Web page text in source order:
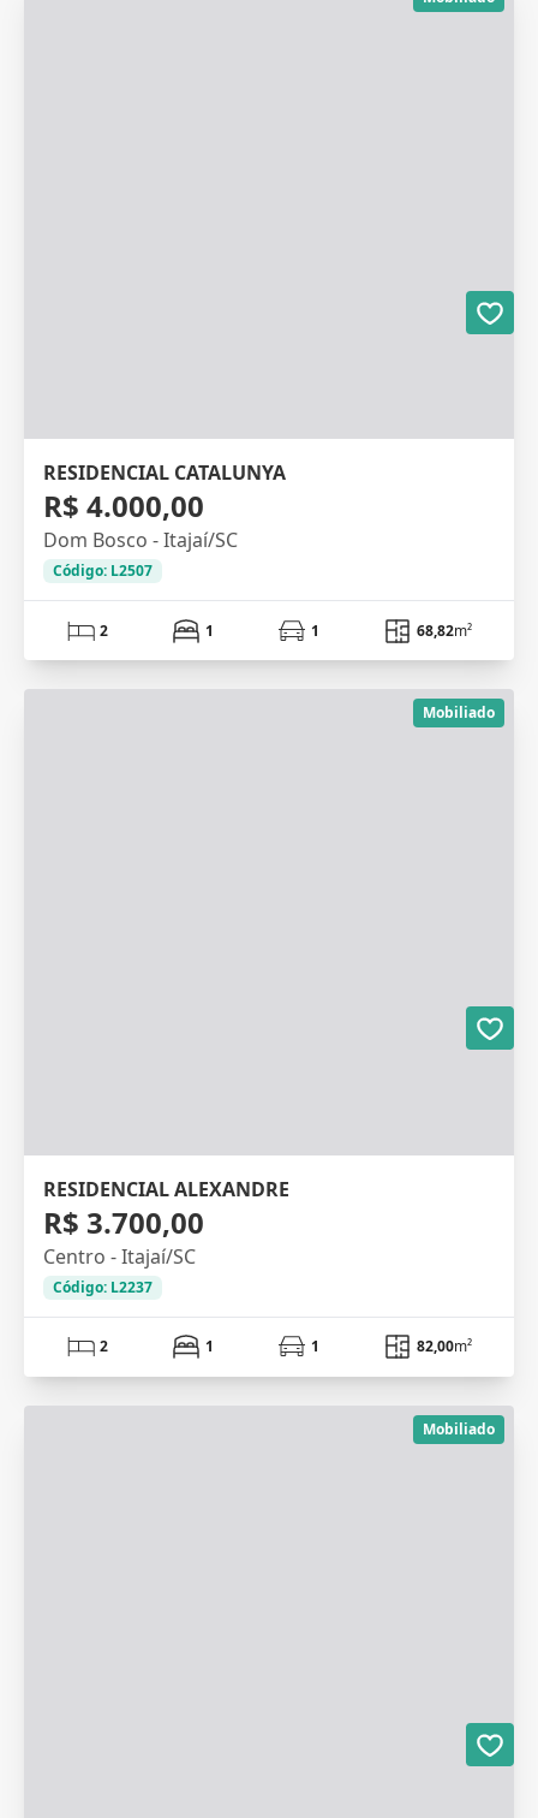
RESIDENCIAL CATALUNYA
R$ 4.000,00
Dom Bosco - Itajaí/SC
Código: L2507
2 1 1 68,82m²
Mobiliado
RESIDENCIAL ALEXANDRE
R$ 3.700,00
Centro - Itajaí/SC
Código: L2237
2 1 1 82,00m²
Mobiliado